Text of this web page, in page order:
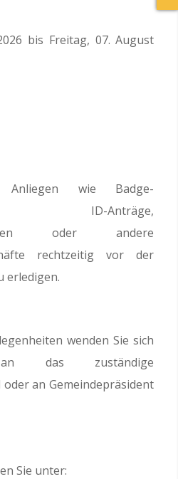
bis Freitag, 07. August
wie Badge-
ID-Anträge,
oder andere
rechtzeitig vor der
erledigen.
wenden Sie sich
das zuständige
an Gemeindepräsident
Sie unter: